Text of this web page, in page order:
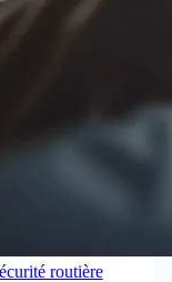
routière